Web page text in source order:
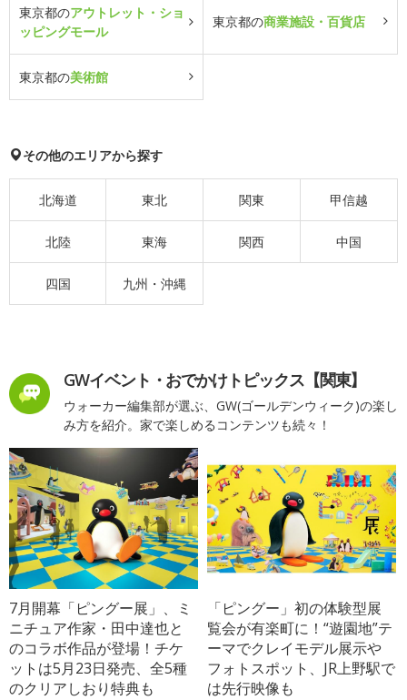
東京都のアウトレット・ショ
ッピングモール
東京都の商業施設・百貨店
東京都の美術館
その他のエリアから探す
北海道 東北 関東 甲信越
北陸 東海 関西 中国
四国 九州・沖縄
GWイベント・おでかけトピックス【関東】
ウォーカー編集部が選ぶ、GW(ゴールデンウィーク)の楽し
み方を紹介。家で楽しめるコンテンツも続々！
7月開幕「ピングー展」、ミ
ニチュア作家・田中達也と
のコラボ作品が登場！チケ
ットは5月23日発売、全5種
のクリアしおり特典も
「ピングー」初の体験型展
覧会が有楽町に！“遊園地”テ
ーマでクレイモデル展示や
フォトスポット、JR上野駅で
は先行映像も